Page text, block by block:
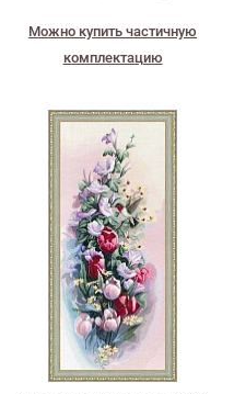
Можно купить частичную
комплектацию